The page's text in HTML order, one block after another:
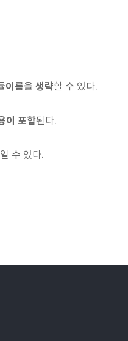
이름을 생략할 수 있다.
이 포함된다.
수 있다.